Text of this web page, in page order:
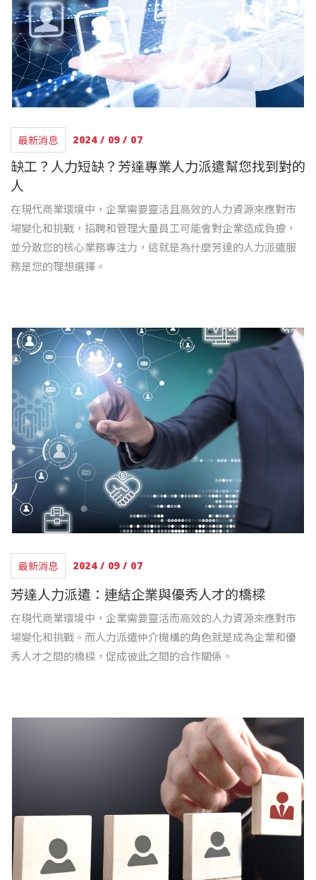
最新消息 2024 / 09 / 07
缺工？人力短缺？芳達專業人力派遣幫您找到對的
人
在現代商業環境中，企業需要靈活且高效的人力資源來應對市
場變化和挑戰，招聘和管理大量員工可能會對企業造成負擔，
並分散您的核心業務專注力，這就是為什麼芳達的人力派遣服
務是您的理想選擇。
最新消息 2024 / 09 / 07
芳達人力派遣：連結企業與優秀人才的橋樑
在現代商業環境中，企業需要靈活而高效的人力資源來應對市
場變化和挑戰。而人力派遣仲介機構的角色就是成為企業和優
秀人才之間的橋樑，促成彼此之間的合作關係。